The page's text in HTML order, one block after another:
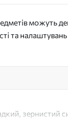
можуть
та
зернистий